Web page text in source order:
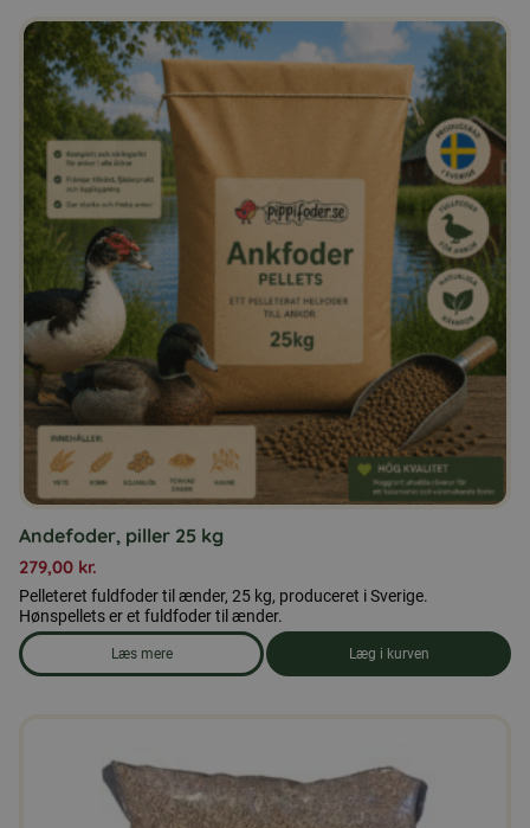
Andefoder, piller 25 kg
279,00 kr.
Pelleteret fuldfoder til ænder, 25 kg, produceret i Sverige.
Hønspellets er et fuldfoder til ænder.
Læs mere
om produkten Andefoder, piller 25 kg
Læg i kurven